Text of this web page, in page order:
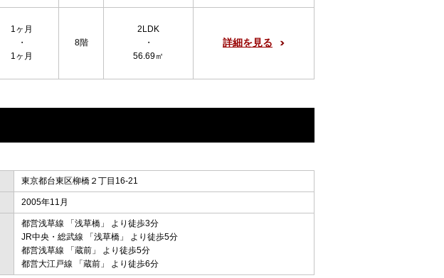
1ヶ月
・
1ヶ月
8階
2LDK
・
56.69㎡
詳細を見る
東京都台東区柳橋２丁目16-21
2005年11月
都営浅草線 「 浅草橋 」 より徒歩3分
JR中央・総武線 「 浅草橋 」 より徒歩5分
都営浅草線 「 蔵前 」 より徒歩5分
都営大江戸線 「 蔵前 」 より徒歩6分